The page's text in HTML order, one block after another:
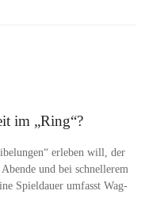
im „Ring“?
er­le­ben will, der
und bei schnel­le­rem
Spiel­dau­er um­fasst Wag­